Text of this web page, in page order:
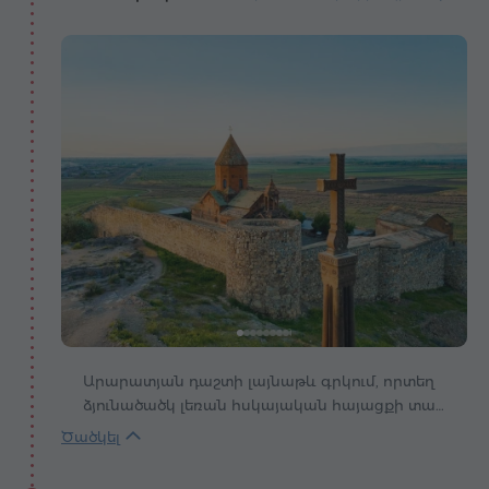
Արարատյան դաշտի լայնաթև գրկում, որտեղ
ձյունածածկ լեռան հսկայական հայացքի տակ
դողում է օդը, վեր է խոյանում Խոր Վիրապը՝